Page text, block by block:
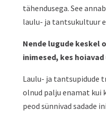
tähendusega. See
laulu- ja tantsukultuur
Nende lugude keskel
inimesed, kes
Laulu- ja tantsupidude
olnud palju enamat kui
peod sünnivad sadade